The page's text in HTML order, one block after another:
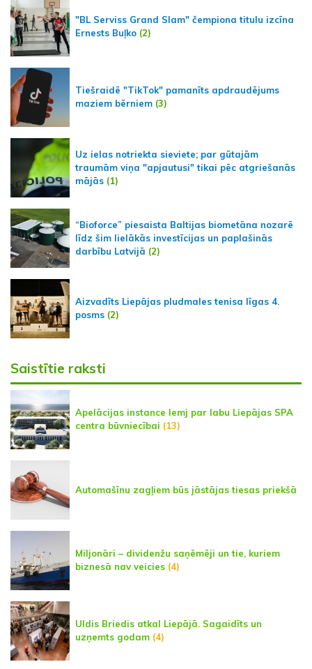
"BL Serviss Grand Slam" čempiona titulu izcīna
Ernests Buļko (2)
Tiešraidē "TikTok" pamanīts apdraudējums
maziem bērniem (3)
Uz ielas notriekta sieviete; par gūtajām
traumām viņa "apjautusi" tikai pēc atgriešanās
mājās (1)
“Bioforce” piesaista Baltijas biometāna nozarē
līdz šim lielākās investīcijas un paplašinās
darbību Latvijā (2)
Aizvadīts Liepājas pludmales tenisa līgas 4.
posms (2)
Saistītie raksti
Apelācijas instance lemj par labu Liepājas SPA
centra būvniecībai (13)
Automašīnu zagļiem būs jāstājas tiesas priekšā
Miljonāri – dividenžu saņēmēji un tie, kuriem
biznesā nav veicies (4)
Uldis Briedis atkal Liepājā. Sagaidīts un
uzņemts godam (4)